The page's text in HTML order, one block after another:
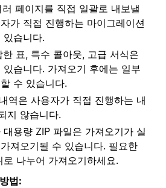
페이지를 직접 일괄로 내보낼
가 직접 진행하는 마이그레이션
있습니다.
표, 특수 콜아웃, 고급 서식은
습니다. 가져오기 후에는 일부
수 있습니다.
역은 사용자가 직접 진행하는 내
지 않습니다.
용량 ZIP 파일은 가져오기가 실
져오기될 수 있습니다. 필요한
나누어 가져오기하세요.
법: